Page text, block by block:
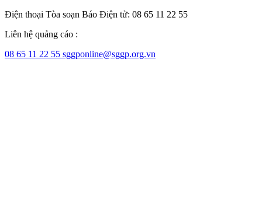
Điện thoại Tòa soạn Báo Điện tử: 08 65 11 22 55
Liên hệ quảng cáo :
08 65 11 22 55 sggponline@sggp.org.vn